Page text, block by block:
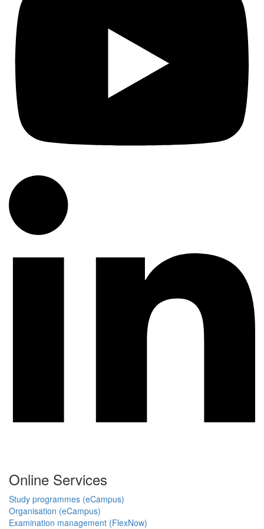
Online Services
Study programmes (eCampus)
Organisation (eCampus)
Examination management (FlexNow)